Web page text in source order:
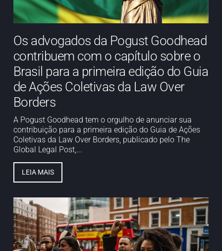
Os advogados da Pogust Goodhead
contribuem com o capítulo sobre o
Brasil para a primeira edição do Guia
de Ações Coletivas da Law Over
Borders
A Pogust Goodhead tem o orgulho de anunciar sua
contribuição para a primeira edição do Guia de Ações
Coletivas da Law Over Borders, publicado pelo The
Global Legal Post,...
LEIA MAIS